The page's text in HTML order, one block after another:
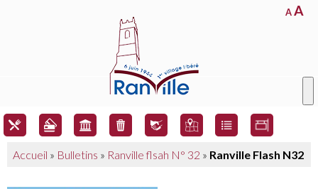
AA
Accueil » Bulletins » Ranville flsah N° 32 » Ranville Flash N32